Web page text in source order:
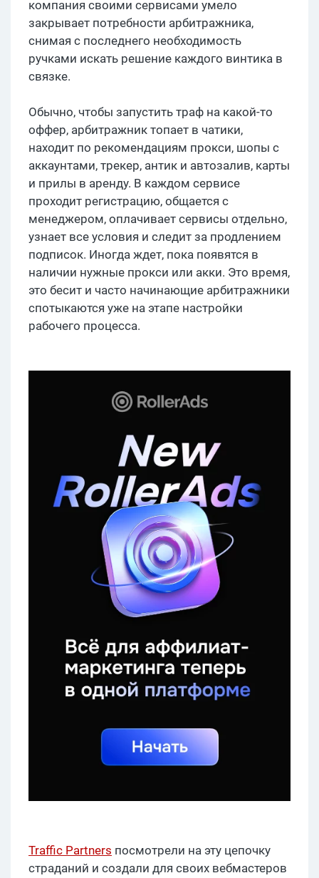
компания своими сервисами умело
закрывает потребности арбитражника,
снимая с последнего необходимость
ручками искать решение каждого винтика в
связке.
Обычно, чтобы запустить траф на какой-то
оффер, арбитражник топает в чатики,
находит по рекомендациям прокси, шопы с
аккаунтами, трекер, антик и автозалив, карты
и прилы в аренду. В каждом сервисе
проходит регистрацию, общается с
менеджером, оплачивает сервисы отдельно,
узнает все условия и следит за продлением
подписок. Иногда ждет, пока появятся в
наличии нужные прокси или акки. Это время,
это бесит и часто начинающие арбитражники
спотыкаются уже на этапе настройки
рабочего процесса.
Traffic Partners посмотрели на эту цепочку
страданий и создали для своих вебмастеров